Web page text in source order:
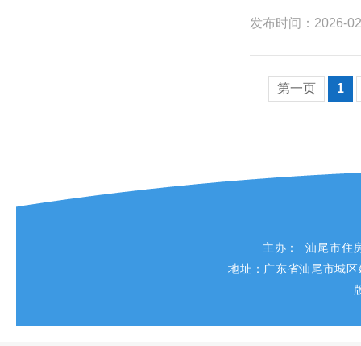
发布时间： 2026-
第一页 1
主办： 汕尾市住
地址：广东省汕尾市城